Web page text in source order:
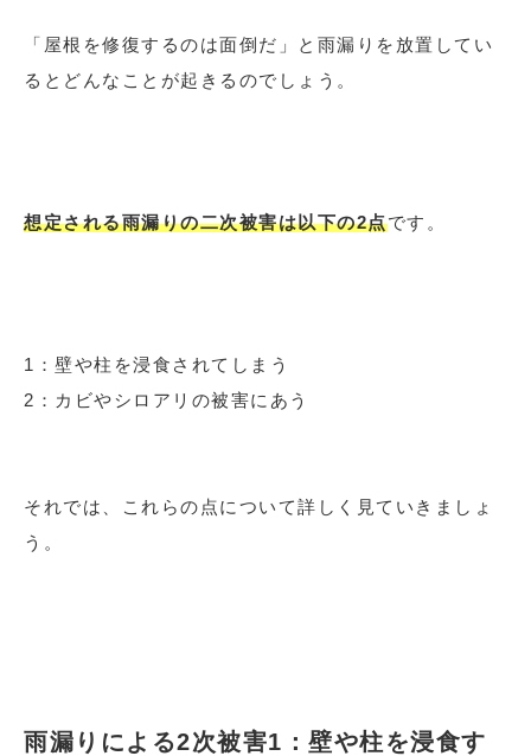
「屋根を修復するのは面倒だ」と雨漏りを放置してい
るとどんなことが起きるのでしょう。
想定される雨漏りの二次被害は以下の2点です。
1：壁や柱を浸食されてしまう
2：カビやシロアリの被害にあう
それでは、これらの点について詳しく見ていきましょ
う。
雨漏りによる2次被害1：壁や柱を浸食す